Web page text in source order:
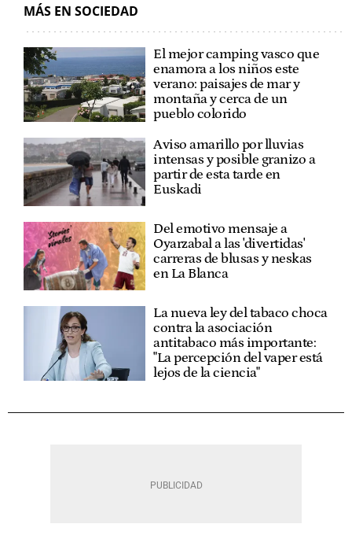
MÁS EN SOCIEDAD
El mejor camping vasco que
enamora a los niños este
verano: paisajes de mar y
montaña y cerca de un
pueblo colorido
Aviso amarillo por lluvias
intensas y posible granizo a
partir de esta tarde en
Euskadi
Del emotivo mensaje a
Oyarzabal a las 'divertidas'
carreras de blusas y neskas
en La Blanca
La nueva ley del tabaco choca
contra la asociación
antitabaco más importante:
"La percepción del vaper está
lejos de la ciencia"